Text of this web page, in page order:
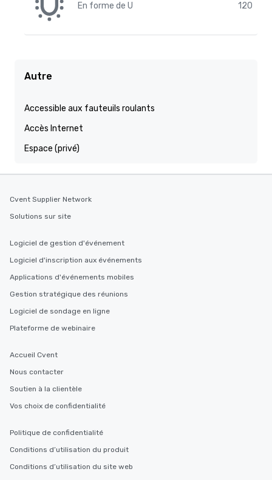
En forme de U 120
Autre
Accessible aux fauteuils roulants
Accès Internet
Espace (privé)
Cvent Supplier Network
Solutions sur site
Logiciel de gestion d'événement
Logiciel d'inscription aux événements
Applications d'événements mobiles
Gestion stratégique des réunions
Logiciel de sondage en ligne
Plateforme de webinaire
Accueil Cvent
Nous contacter
Soutien à la clientèle
Vos choix de confidentialité
Politique de confidentialité
Conditions d’utilisation du produit
Conditions d’utilisation du site web